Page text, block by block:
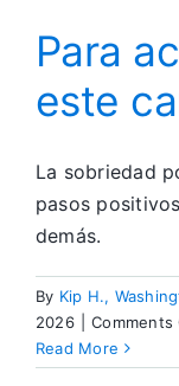
Para
este
La sobriedad
pasos
demás.
By Kip H.,
2026
Comments
Read More